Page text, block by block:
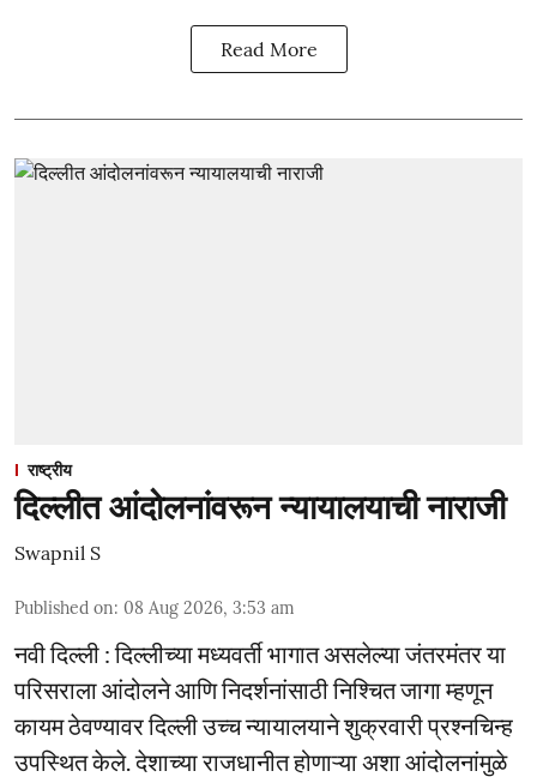
Read More
राष्ट्रीय
दिल्लीत आंदोलनांवरून न्यायालयाची नाराजी
Swapnil S
Published on: 08 Aug 2026, 3:53 am
नवी दिल्ली : दिल्लीच्या मध्यवर्ती भागात असलेल्या जंतरमंतर या
परिसराला आंदोलने आणि निदर्शनांसाठी निश्चित जागा म्हणून
कायम ठेवण्यावर दिल्ली उच्च न्यायालयाने शुक्रवारी प्रश्नचिन्ह
उपस्थित केले. देशाच्या राजधानीत होणाऱ्या अशा आंदोलनांमुळे